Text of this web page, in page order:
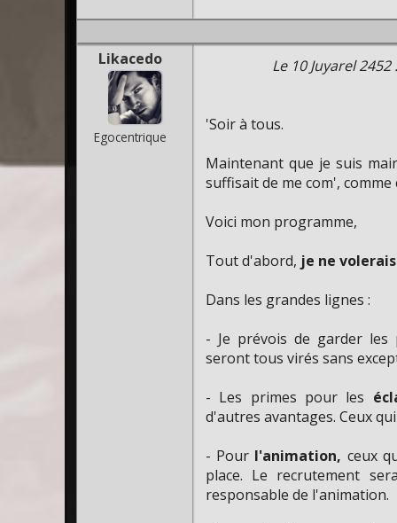
Likacedo
Egocentrique
Le 10 Juyarel
'Soir à tous.
Maintenant que je suis
suffisait de me com',
Voici mon programme,
Tout d'abord, je ne
Dans les grandes lignes :
- Je prévois de garder
seront tous virés sans
- Les primes pour les
d'autres avantages. Ceux
- Pour l'animation, ceux
place. Le recrutement
responsable de l'animation.